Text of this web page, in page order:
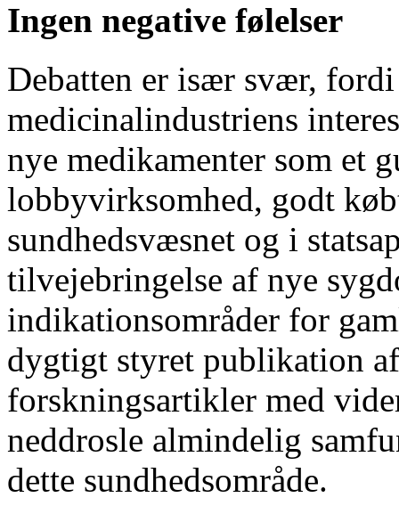
Ingen negative følelser
Debatten er især svær,
medicinalindustriens
nye medikamenter som et
lobbyvirksomhed, godt
sundhedsvæsnet og i
tilvejebringelse af nye
indikationsområder for
dygtigt styret publikation
forskningsartikler med
neddrosle almindelig
dette sundhedsområde.